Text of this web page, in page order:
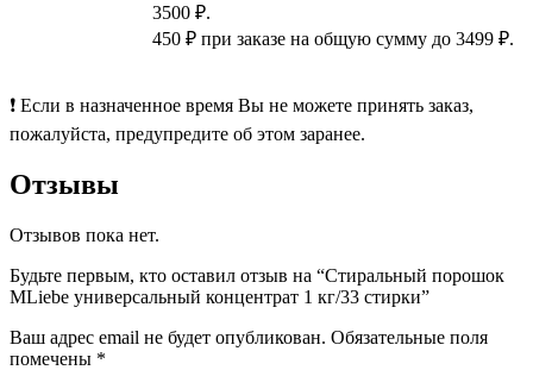
3500 ₽.
450 ₽ при заказе на общую сумму до 3499 ₽.
❗ Если в назначенное время Вы не можете принять заказ,
пожалуйста, предупредите об этом заранее.
Отзывы
Отзывов пока нет.
Будьте первым, кто оставил отзыв на “Стиральный порошок
MLiebe универсальный концентрат 1 кг/33 стирки”
Ваш адрес email не будет опубликован. Обязательные поля
помечены *